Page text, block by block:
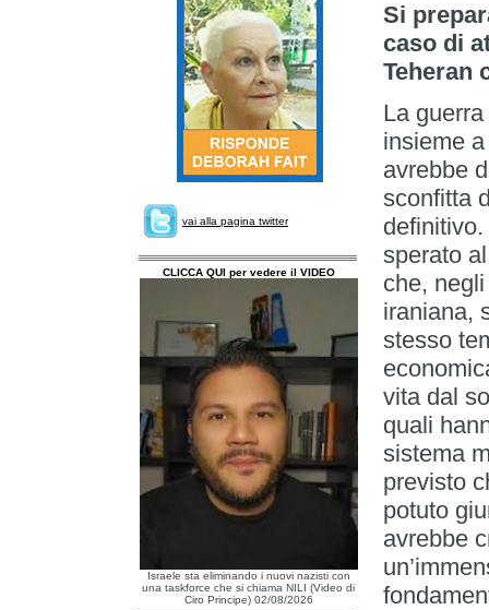
vai alla pagina twitter
CLICCA QUI per vedere il VIDEO
Israele sta eliminando i nuovi nazisti con
una taskforce che si chiama NILI (Video di
Ciro Principe) 02/08/2026
Si
caso di
Teheran
La
insieme
avrebbe
sconfitta
sperato
che,
iraniana,
stesso
vita dal
quali
sistema
previsto
potuto
avrebbe